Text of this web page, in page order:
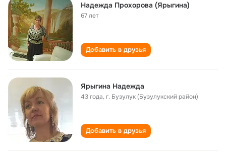
Надежда Прохорова (Ярыгина)
67 лет
Добавить в друзья
Ярыгина Надежда
43 года,г. Бузулук (Бузулукский район)
Добавить в друзья